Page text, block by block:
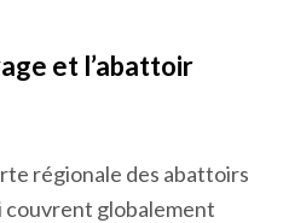
et l’abattoir
régionale des abattoirs
globalement